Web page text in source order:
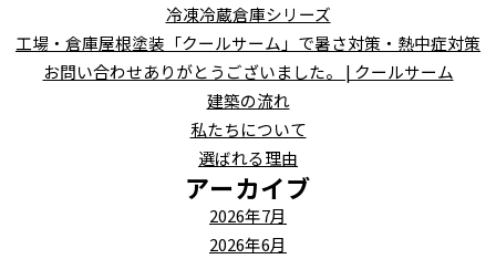
冷凍冷蔵倉庫シリーズ
工場・倉庫屋根塗装「クールサーム」で暑さ対策・熱中症対策
お問い合わせありがとうございました。 | クールサーム
建築の流れ
私たちについて
選ばれる理由
アーカイブ
2026年7月
2026年6月